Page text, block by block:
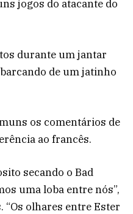
jogos do atacante do
durante um jantar
de um jatinho
os comentários de
ao francês.
secando o Bad
uma loba entre nós”,
olhares entre Ester